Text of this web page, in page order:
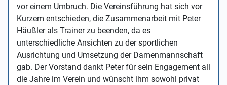
vor einem Umbruch. Die Vereinsführung hat sich vor
Kurzem entschieden, die Zusammenarbeit mit Peter
Häußler als Trainer zu beenden, da es
unterschiedliche Ansichten zu der sportlichen
Ausrichtung und Umsetzung der Damenmannschaft
gab. Der Vorstand dankt Peter für sein Engagement all
die Jahre im Verein und wünscht ihm sowohl privat